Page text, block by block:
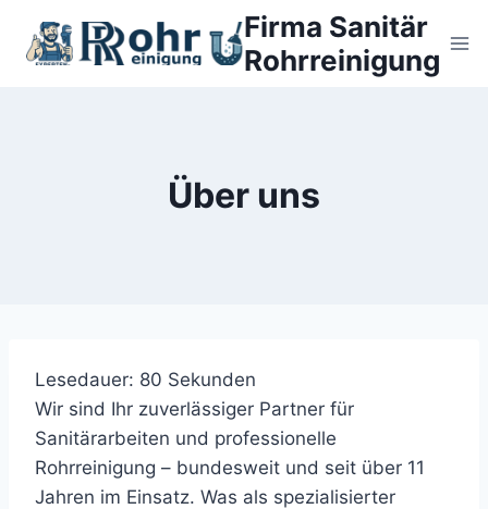
Inhalt
springen
Firma Sanitär
Rohrreinigung
Über uns
Lesedauer: 80 Sekunden
Wir sind Ihr zuverlässiger Partner für
Sanitärarbeiten und professionelle
Rohrreinigung – bundesweit und seit über 11
Jahren im Einsatz. Was als spezialisierter